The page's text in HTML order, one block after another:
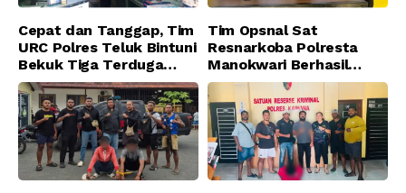
Cepat dan Tanggap, Tim
URC Polres Teluk Bintuni
Bekuk Tiga Terduga
Pelaku Pencurian di SMA
Sanawesen
Tim Opsnal Sat
Resnarkoba Polresta
Manokwari Berhasil
Ungkap Kasus Tindak
Pidana Narkotika
Golongan I Jenis Shabu
di SP 4 Distrik Prafi kab.
Manokwari